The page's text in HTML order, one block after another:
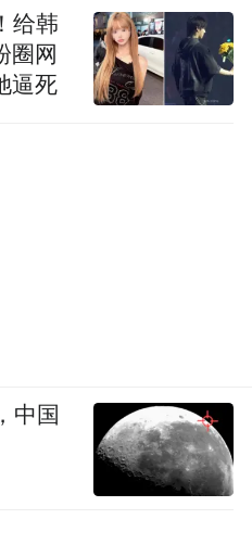
给韩
圈网
逼死
中国